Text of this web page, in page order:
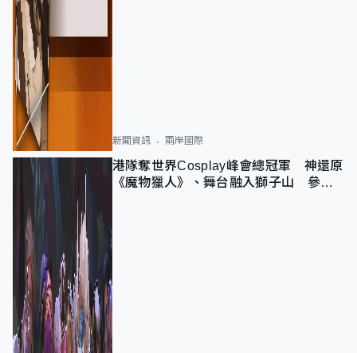
新聞資訊 兩岸國際
港隊奪世界Cosplay峰會總冠軍 神還原
《魔物獵人》、舞台融入獅子山 參賽